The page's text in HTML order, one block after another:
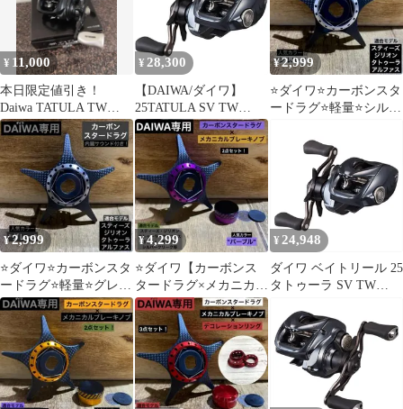
¥ 11,000
本日限定値引き！
Daiwa TATULA TW
80HL ベイトリール 左
巻き
¥ 28,300
【DAIWA/ダイワ】
25TATULA SV TW
100XH (256615) ベイト
リール
¥2,999
⭐️ダイワ⭐️カーボンスタ
ードラグ⭐️軽量⭐️シルバ
ン⭐️DAIWA
¥2,999
⭐️ダイワ⭐️カーボンスタ
ードラグ⭐️軽量⭐️グレー
⭐️スティーズ⭐️ジリオン
⭐️DAIWA
¥4,299
⭐️ダイワ【カーボンス
タードラグ×メカニカル
ブレーキノブ】セット
⭐️パープル⭐️新品⭐️
¥ 24,948
ダイワ ベイトリール 25
タトゥーラ SV TW